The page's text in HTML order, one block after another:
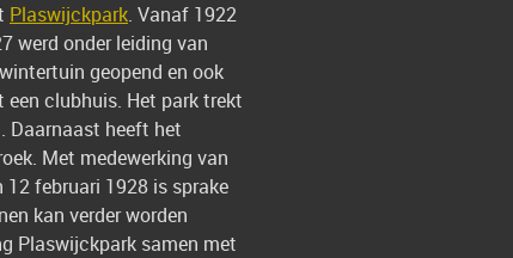
Plaswijckpark. Vanaf 1922
werd onder leiding van
geopend en ook
een clubhuis. Het park trekt
Daarnaast heeft het
Met medewerking van
februari 1928 is sprake
kan verder worden
Plaswijckpark samen met